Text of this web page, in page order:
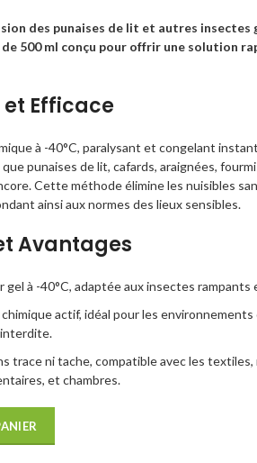
des punaises de lit et autres insectes
de 500 ml conçu pour offrir une solution
Efficace
à -40°C, paralysant et congelant
punaises de lit, cafards, araignées,
Cette méthode élimine les nuisibles
ainsi aux normes des lieux sensibles.
Avantages
gel à -40°C, adaptée aux insectes rampants
actif, idéal pour les environnements
trace ni tache, compatible avec les textiles,
et chambres.